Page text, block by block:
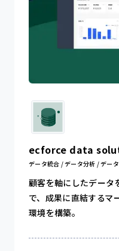
ecforce data
データ統合 / データ分析 / デー
顧客を軸にしたデータ
で、成果に直結するマ
環境を構築。